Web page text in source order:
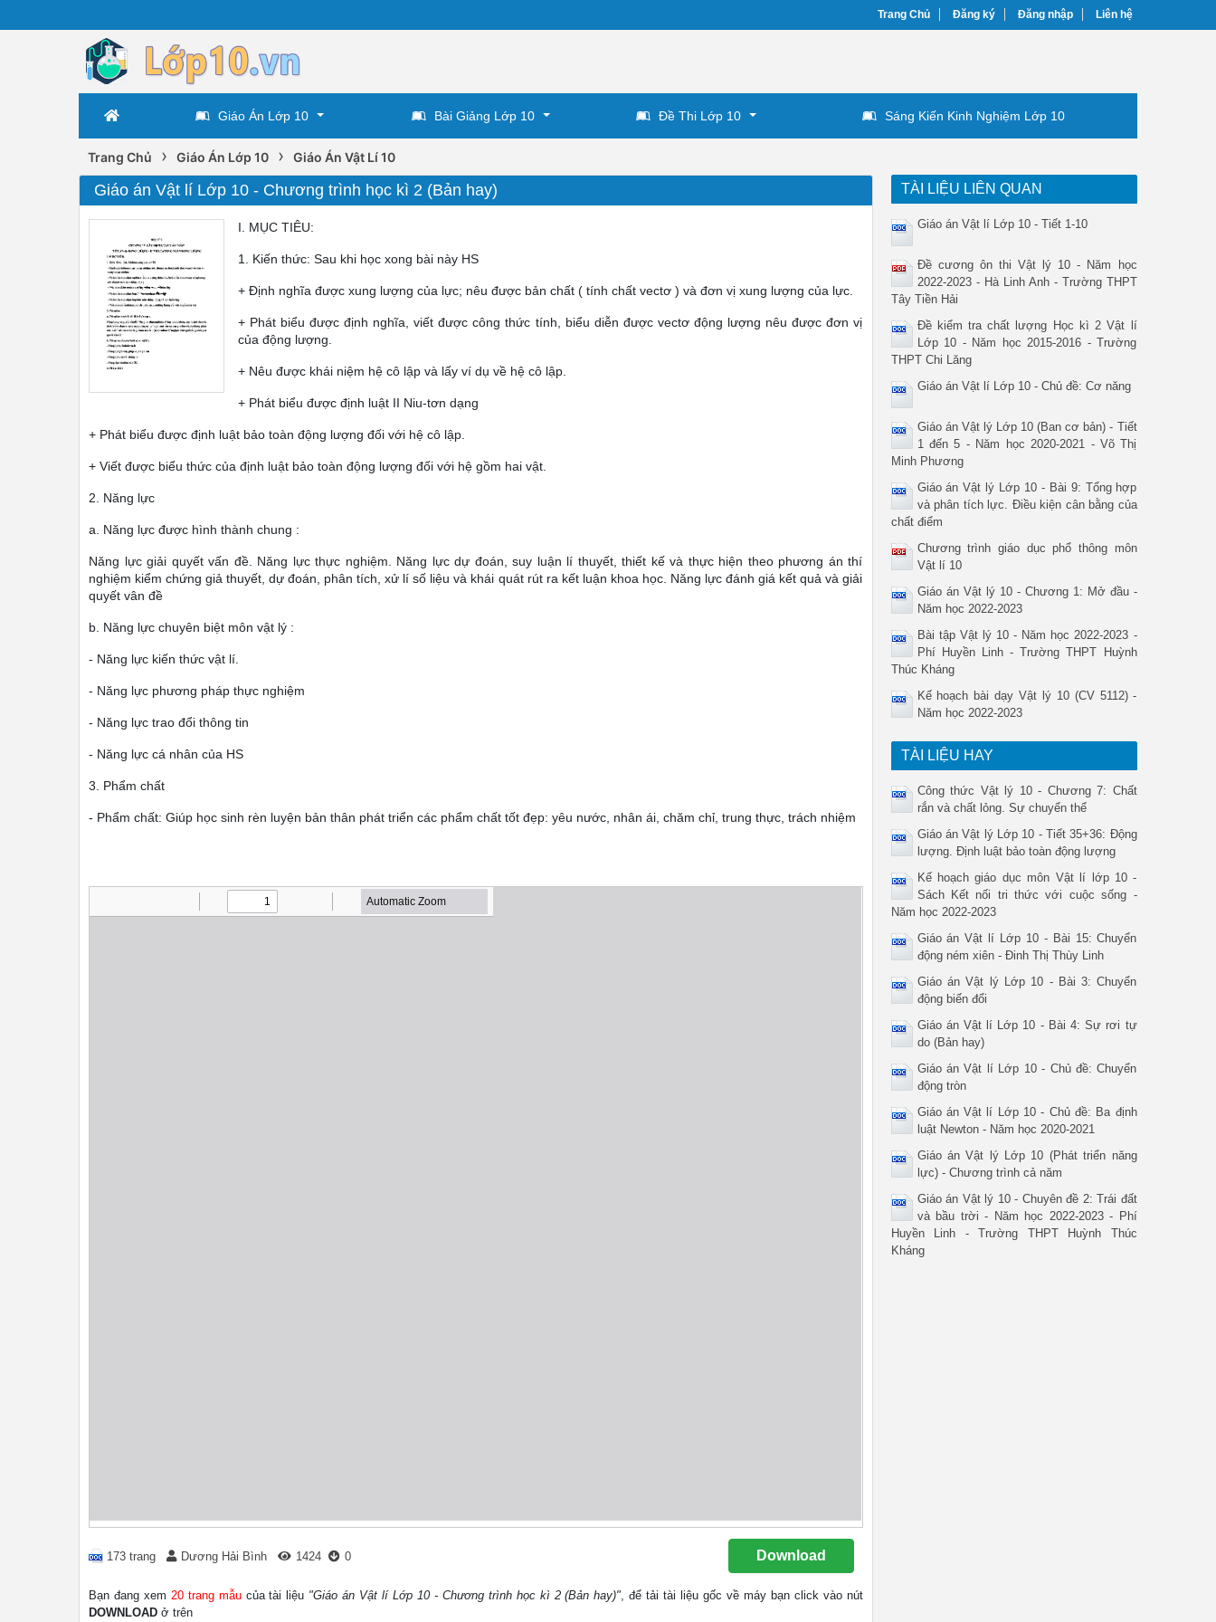
Trang Chủ Đăng ký Đăng nhập Liên hệ
Giáo Án Lớp 10 Bài Giảng Lớp 10 Đề Thi Lớp 10 Sáng Kiến Kinh Nghiệm Lớp 10
Trang Chủ › Giáo Án Lớp 10 › Giáo Án Vật Lí 10
Giáo án Vật lí Lớp 10 - Chương trình học kì 2 (Bản hay)
I. MỤC TIÊU:
1. Kiến thức: Sau khi học xong bài này HS
+ Định nghĩa được xung lượng của lực; nêu được bản chất ( tính chất vectơ ) và đơn vị xung lượng của lực.
+ Phát biểu được định nghĩa, viết được công thức tính, biểu diễn được vectơ động lượng nêu được đơn vị
của động lượng.
+ Nêu được khái niệm hệ cô lập và lấy ví dụ về hệ cô lập.
+ Phát biểu được định luật II Niu-tơn dạng
+ Phát biểu được định luật bảo toàn động lượng đối với hệ cô lập.
+ Viết được biểu thức của định luật bảo toàn động lượng đối với hệ gồm hai vật.
2. Năng lực
a. Năng lực được hình thành chung :
Năng lực giải quyết vấn đề. Năng lực thực nghiệm. Năng lực dự đoán, suy luận lí thuyết, thiết kế và thực hiện theo phương án thí
nghiệm kiểm chứng giả thuyết, dự đoán, phân tích, xử lí số liệu và khái quát rút ra kết luận khoa học. Năng lực đánh giá kết quả và giải
quyết vân đề
b. Năng lực chuyên biệt môn vật lý :
- Năng lực kiến thức vật lí.
- Năng lực phương pháp thực nghiệm
- Năng lực trao đổi thông tin
- Năng lực cá nhân của HS
3. Phẩm chất
- Phẩm chất: Giúp học sinh rèn luyện bản thân phát triển các phẩm chất tốt đẹp: yêu nước, nhân ái, chăm chỉ, trung thực, trách nhiệm
173 trang Dương Hải Bình 1424 0 Download
Bạn đang xem 20 trang mẫucủa tài liệu "Giáo án Vật lí Lớp 10 - Chương trình học kì 2 (Bản hay)", để tải tài liệu gốc về máy bạn click vào nút
DOWNLOAD ở trên
TÀI LIỆU LIÊN QUAN
Giáo án Vật lí Lớp 10 - Tiết 1-10
Đề cương ôn thi Vật lý 10 - Năm học
2022-2023 - Hà Linh Anh - Trường THPT
Tây Tiền Hải
Đề kiểm tra chất lượng Học kì 2 Vật lí
Lớp 10 - Năm học 2015-2016 - Trường
THPT Chi Lăng
Giáo án Vật lí Lớp 10 - Chủ đề: Cơ năng
Giáo án Vật lý Lớp 10 (Ban cơ bản) - Tiết
1 đến 5 - Năm học 2020-2021 - Võ Thị
Minh Phương
Giáo án Vật lý Lớp 10 - Bài 9: Tổng hợp
và phân tích lực. Điều kiện cân bằng của
chất điểm
Chương trình giáo dục phổ thông môn
Vật lí 10
Giáo án Vật lý 10 - Chương 1: Mở đầu -
Năm học 2022-2023
Bài tập Vật lý 10 - Năm học 2022-2023 -
Phí Huyền Linh - Trường THPT Huỳnh
Thúc Kháng
Kế hoạch bài dạy Vật lý 10 (CV 5112) -
Năm học 2022-2023
TÀI LIỆU HAY
Công thức Vật lý 10 - Chương 7: Chất
rắn và chất lỏng. Sự chuyển thể
Giáo án Vật lý Lớp 10 - Tiết 35+36: Động
lượng. Định luật bảo toàn động lượng
Kế hoạch giáo dục môn Vật lí lớp 10 -
Sách Kết nối tri thức với cuộc sống -
Năm học 2022-2023
Giáo án Vật lí Lớp 10 - Bài 15: Chuyển
động ném xiên - Đinh Thị Thùy Linh
Giáo án Vật lý Lớp 10 - Bài 3: Chuyển
động biến đổi
Giáo án Vật lí Lớp 10 - Bài 4: Sự rơi tự
do (Bản hay)
Giáo án Vật lí Lớp 10 - Chủ đề: Chuyển
động tròn
Giáo án Vật lí Lớp 10 - Chủ đề: Ba định
luật Newton - Năm học 2020-2021
Giáo án Vật lý Lớp 10 (Phát triển năng
lực) - Chương trình cả năm
Giáo án Vật lý 10 - Chuyên đề 2: Trái đất
và bầu trời - Năm học 2022-2023 - Phí
Huyền Linh - Trường THPT Huỳnh Thúc
Kháng